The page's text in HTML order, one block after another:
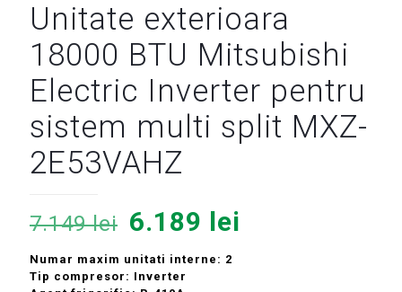
Unitate exterioara
18000 BTU Mitsubishi
Electric Inverter pentru
sistem multi split MXZ-
2E53VAHZ
7.149lei Prețul
inițial
a
6.189 lei
Numar maxim unitati interne: 2
Tip compresor: Inverter